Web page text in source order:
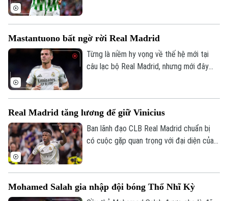
Công nghệ
Ẩm thực
Quân sự
Người Việt 4 phương
Tin tức
Cafe sáng
Tài chính Ngân hàng
Doanh nghiệp
Nhà đất
Tin tức
Căn hộ
Đất đai
Kinh nghiệm
Tàu và Xe
Ô tô
Tàu
Xe máy
Thị trường
Đánh giá
Giáo dục
Tin tức
Hướng nghiệp
Văn hóa
Tin tức
Làng nghề
Di tích
Sức khỏe
Y tế
Thể thao
Bóng đá
Giải trí
Mastantuono bất ngờ rời Real Madrid
Từng là niềm hy vọng về thế hệ mới tại
câu lạc bộ Real Madrid, nhưng mới đây
Real Madrid tăng lương để giữ Vinicius
Ban lãnh đạo CLB Real Madrid chuẩn bị
có cuộc gặp quan trọng với đại diện của
Mohamed Salah gia nhập đội bóng Thổ Nhĩ Kỳ